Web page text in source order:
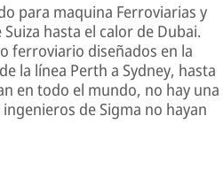
para maquina Ferroviarias y
hasta el calor de Dubai.
ferroviario diseñados en la
la línea Perth a Sydney, hasta
en todo el mundo, no hay una
de Sigma no hayan